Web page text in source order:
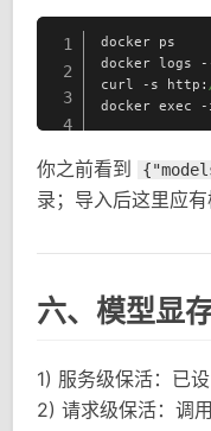
1
2
3
4
docker ps
docker logs
curl -s http:
docker exec
你之前看到
录；导入后这里应有
六、模型显
1) 服务级保活：已设
2) 请求级保活：调